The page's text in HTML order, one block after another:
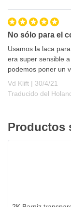
No sólo para el
Usamos la laca
era super sensible
podemos poner un
Vd Klift | 30 de abril
30/4/21
Traducido del
Productos